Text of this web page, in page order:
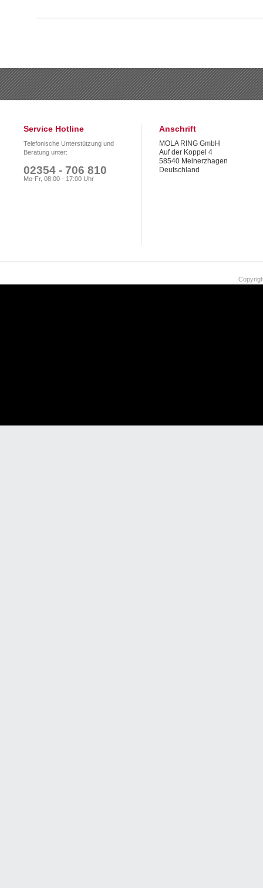
Service Hotline
Telefonische Unterstützung und
Beratung unter:
02354 - 706 810
Mo-Fr, 08:00 - 17:00 Uhr
Anschrift
MOLA RING GmbH
Auf der Koppel 4
58540 Meinerzhagen
Deutschland